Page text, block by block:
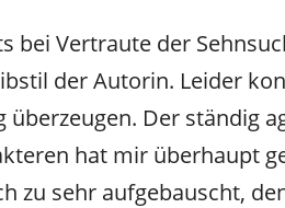
bei Vertraute der
der Autorin. Leider
überzeugen. Der ständig
hat mir überhaupt
zu sehr aufgebauscht,